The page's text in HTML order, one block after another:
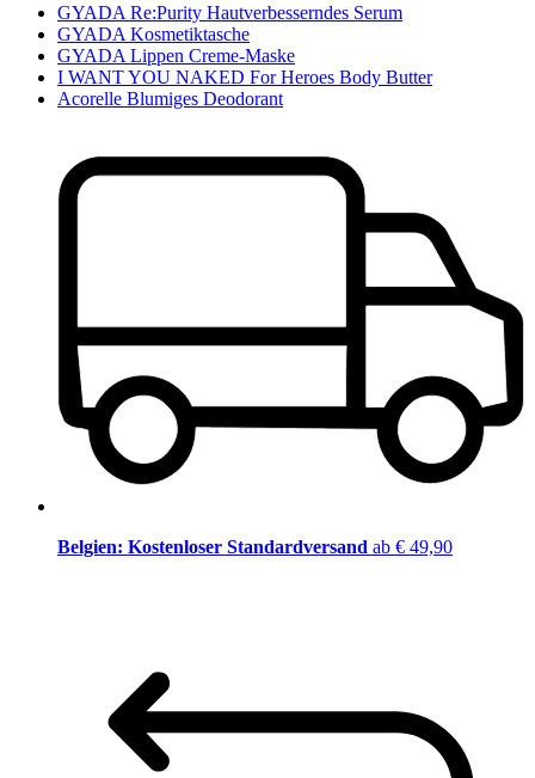
GYADA Re:Purity Hautverbesserndes Serum
GYADA Kosmetiktasche
GYADA Lippen Creme-Maske
I WANT YOU NAKED For Heroes Body Butter
Acorelle Blumiges Deodorant
Belgien: Kostenloser Standardversand ab € 49,90